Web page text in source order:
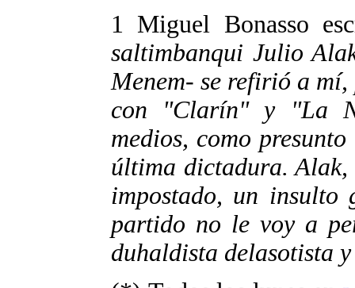
1 Miguel Bonasso
saltimbanqui Julio
Menem- se refirió a mí,
con "Clarín" y "La
medios, como
última dictadura. Alak,
impostado, un
partido no le voy a
duhaldista delasotista